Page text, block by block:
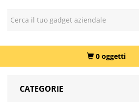
0 oggetti
CATEGORIE